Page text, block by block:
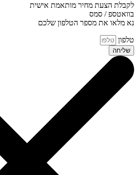
לקבלת הצעת מחיר מותאמת אישית
בוואטספ / סמס
נא מלאו את מספר הטלפון שלכם
טלפון
שליחה